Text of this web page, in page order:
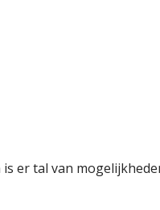
er tal van